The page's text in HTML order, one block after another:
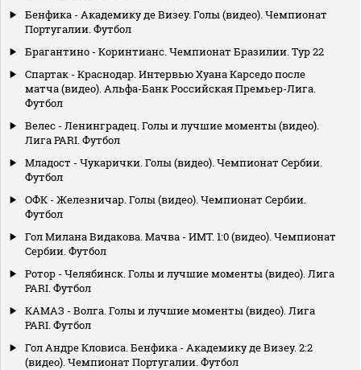
Бенфика - Академику де Визеу. Голы (видео). Чемпионат
Португалии. Футбол
Брагантино - Коринтианс. Чемпионат Бразилии. Тур 22
Спартак - Краснодар. Интервью Хуана Карседо после
матча (видео). Альфа-Банк Российская Премьер-Лига.
Футбол
Велес - Ленинградец. Голы и лучшие моменты (видео).
Лига PARI. Футбол
Младост - Чукарички. Голы (видео). Чемпионат Сербии.
Футбол
ОФК - Железничар. Голы (видео). Чемпионат Сербии.
Футбол
Гол Милана Видакова. Мачва - ИМТ. 1:0 (видео). Чемпионат
Сербии. Футбол
Ротор - Челябинск. Голы и лучшие моменты (видео). Лига
PARI. Футбол
КАМАЗ - Волга. Голы и лучшие моменты (видео). Лига
PARI. Футбол
Гол Андре Кловиса. Бенфика - Академику де Визеу. 2:2
(видео). Чемпионат Португалии. Футбол